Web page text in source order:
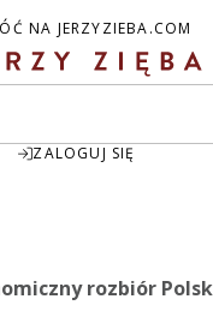
NA JERZYZIEBA.COM
ZALOGUJ SIĘ
Play
rozbiór